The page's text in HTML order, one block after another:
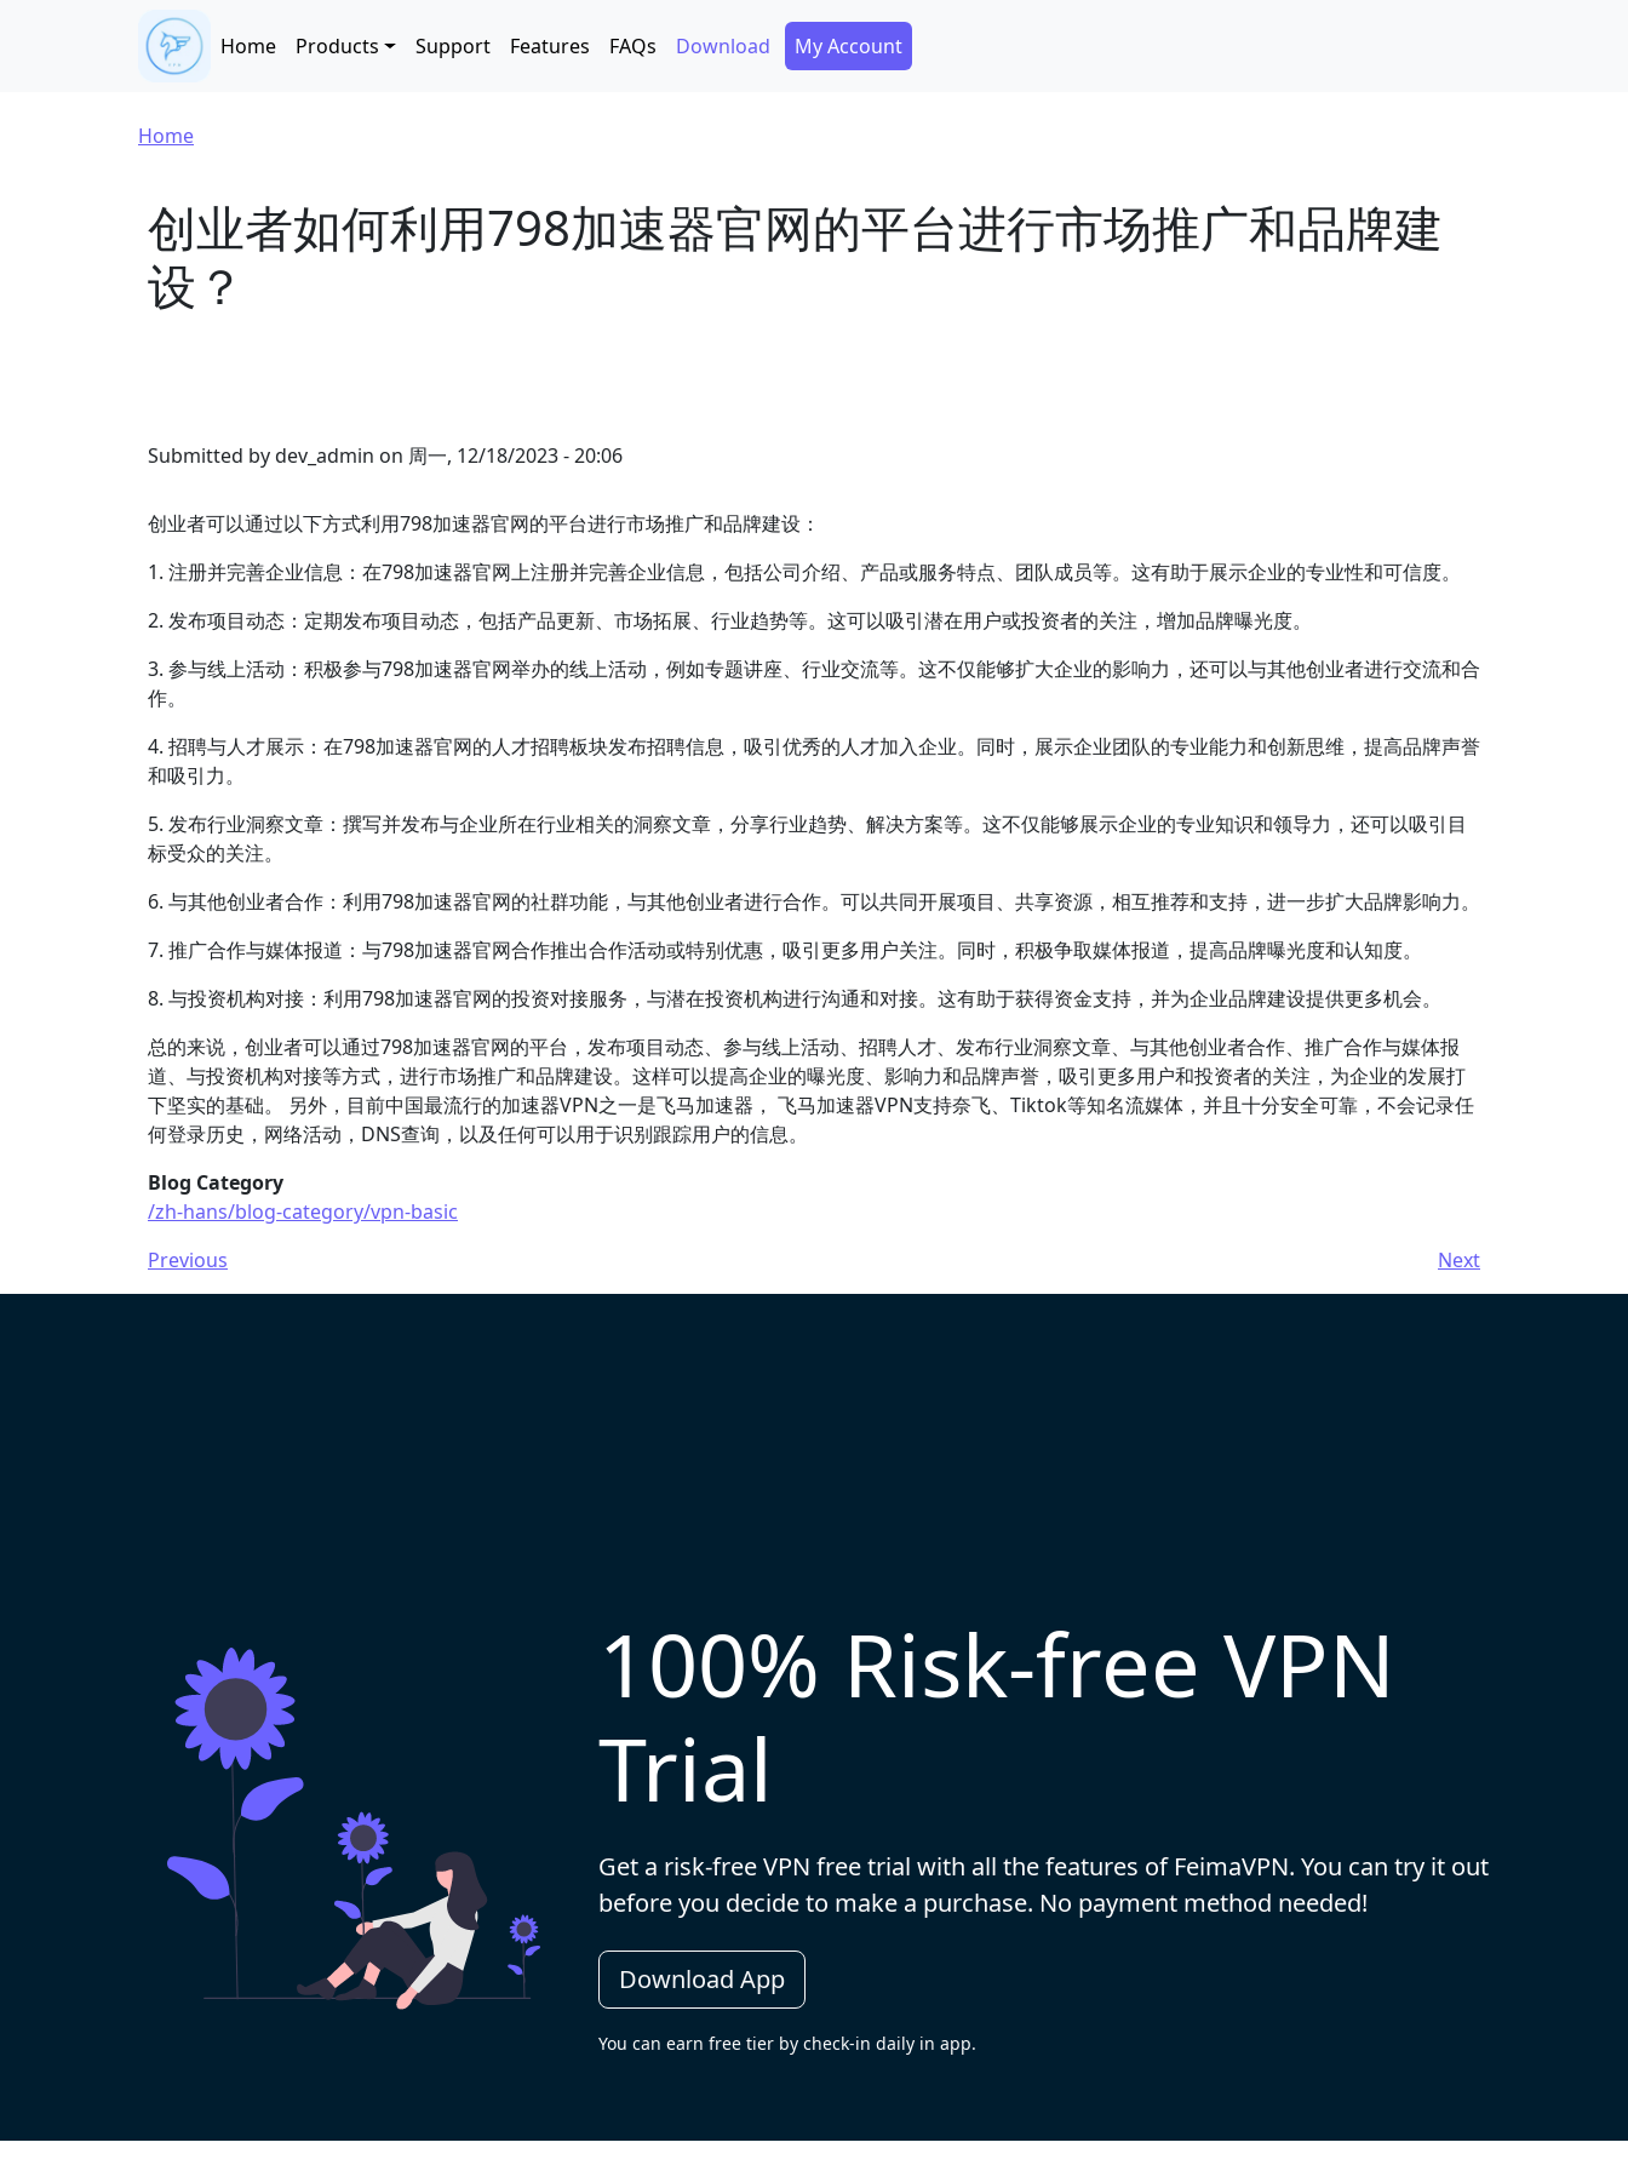
Skip to main content
Main navigation
Home Products Support Features FAQs Download Secondary Menu
My Account
Breadcrumb
Home
创业者如何利用798加速器官网的平台进行市场推广和品牌建
设？
Submitted bydev_admin on 周一, 12/18/2023 - 20:06
创业者可以通过以下方式利用798加速器官网的平台进行市场推广和品牌建设：
1. 注册并完善企业信息：在798加速器官网上注册并完善企业信息，包括公司介绍、产品或服务特点、团队成员等。这有助于展示企业的专业性和可信度。
2. 发布项目动态：定期发布项目动态，包括产品更新、市场拓展、行业趋势等。这可以吸引潜在用户或投资者的关注，增加品牌曝光度。
3. 参与线上活动：积极参与798加速器官网举办的线上活动，例如专题讲座、行业交流等。这不仅能够扩大企业的影响力，还可以与其他创业者进行交流和合
作。
4. 招聘与人才展示：在798加速器官网的人才招聘板块发布招聘信息，吸引优秀的人才加入企业。同时，展示企业团队的专业能力和创新思维，提高品牌声誉
和吸引力。
5. 发布行业洞察文章：撰写并发布与企业所在行业相关的洞察文章，分享行业趋势、解决方案等。这不仅能够展示企业的专业知识和领导力，还可以吸引目
标受众的关注。
6. 与其他创业者合作：利用798加速器官网的社群功能，与其他创业者进行合作。可以共同开展项目、共享资源，相互推荐和支持，进一步扩大品牌影响力。
7. 推广合作与媒体报道：与798加速器官网合作推出合作活动或特别优惠，吸引更多用户关注。同时，积极争取媒体报道，提高品牌曝光度和认知度。
8. 与投资机构对接：利用798加速器官网的投资对接服务，与潜在投资机构进行沟通和对接。这有助于获得资金支持，并为企业品牌建设提供更多机会。
总的来说，创业者可以通过798加速器官网的平台，发布项目动态、参与线上活动、招聘人才、发布行业洞察文章、与其他创业者合作、推广合作与媒体报
道、与投资机构对接等方式，进行市场推广和品牌建设。这样可以提高企业的曝光度、影响力和品牌声誉，吸引更多用户和投资者的关注，为企业的发展打
下坚实的基础。 另外，目前中国最流行的加速器VPN之一是飞马加速器， 飞马加速器VPN支持奈飞、Tiktok等知名流媒体，并且十分安全可靠，不会记录任
何登录历史，网络活动，DNS查询，以及任何可以用于识别跟踪用户的信息。
Blog Category
/zh-hans/blog-category/vpn-basic
Previous
Next
100% Risk-free VPN
Trial
Get a risk-free VPN free trial with all the features of FeimaVPN. You can try it out
before you decide to make a purchase. No payment method needed!
Download App
You can earn free tier by check-in daily in app.